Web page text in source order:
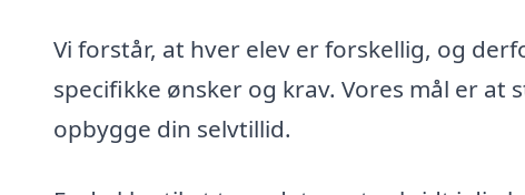
Vi forstår, at hver elev er forskellig, og
specifikke ønsker og krav. Vores mål er
opbygge din selvtillid.